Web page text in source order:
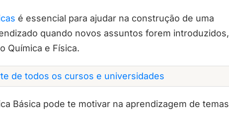
é essencial para ajudar na construção de uma
quando novos assuntos forem introduzidos,
Química e Física.
de todos os cursos e universidades
Básica pode te motivar na aprendizagem de temas